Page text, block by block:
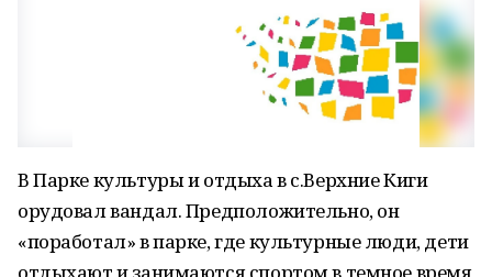
В Парке культуры и отдыха в с.Верхние Киги
орудовал вандал. Предположительно, он
«поработал» в парке, где культурные люди, дети